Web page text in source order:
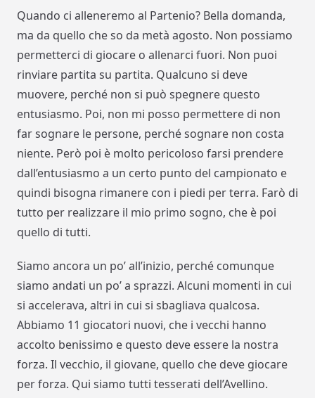
Quando ci alleneremo al Partenio? Bella domanda,
ma da quello che so da metà agosto. Non possiamo
permetterci di giocare o allenarci fuori. Non puoi
rinviare partita su partita. Qualcuno si deve
muovere, perché non si può spegnere questo
entusiasmo. Poi, non mi posso permettere di non
far sognare le persone, perché sognare non costa
niente. Però poi è molto pericoloso farsi prendere
dall’entusiasmo a un certo punto del campionato e
quindi bisogna rimanere con i piedi per terra. Farò di
tutto per realizzare il mio primo sogno, che è poi
quello di tutti.
Siamo ancora un po’ all’inizio, perché comunque
siamo andati un po’ a sprazzi. Alcuni momenti in cui
si accelerava, altri in cui si sbagliava qualcosa.
Abbiamo 11 giocatori nuovi, che i vecchi hanno
accolto benissimo e questo deve essere la nostra
forza. Il vecchio, il giovane, quello che deve giocare
per forza. Qui siamo tutti tesserati dell’Avellino.